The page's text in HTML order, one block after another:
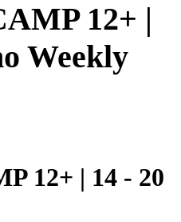
12+ |
Weekly
12+ | 14 - 20